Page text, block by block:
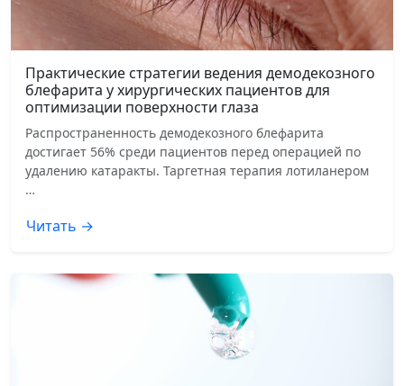
Практические стратегии ведения демодекозного
блефарита у хирургических пациентов для
оптимизации поверхности глаза
Распространенность демодекозного блефарита
достигает 56% среди пациентов перед операцией по
удалению катаракты. Таргетная терапия лотиланером
…
Читать →